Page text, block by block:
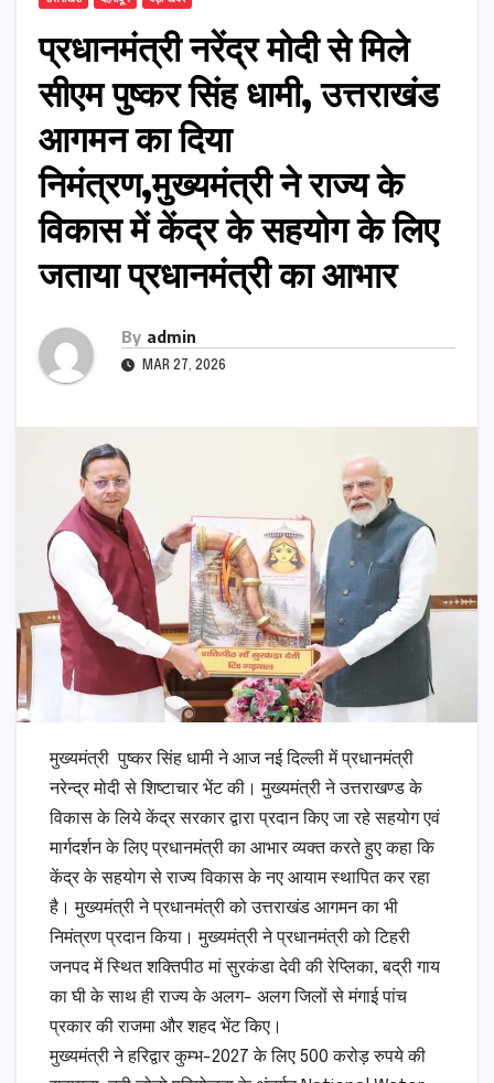
प्रधानमंत्री नरेंद्र मोदी से मिले
सीएम पुष्कर सिंह धामी, उत्तराखंड
आगमन का दिया
निमंत्रण,मुख्यमंत्री ने राज्य के
विकास में केंद्र के सहयोग के लिए
जताया प्रधानमंत्री का आभार
By admin
MAR 27, 2026
मुख्यमंत्री पुष्कर सिंह धामी ने आज नई दिल्ली में प्रधानमंत्री
नरेन्द्र मोदी से शिष्टाचार भेंट की। मुख्यमंत्री ने उत्तराखण्ड के
विकास के लिये केंद्र सरकार द्वारा प्रदान किए जा रहे सहयोग एवं
मार्गदर्शन के लिए प्रधानमंत्री का आभार व्यक्त करते हुए कहा कि
केंद्र के सहयोग से राज्य विकास के नए आयाम स्थापित कर रहा
है। मुख्यमंत्री ने प्रधानमंत्री को उत्तराखंड आगमन का भी
निमंत्रण प्रदान किया। मुख्यमंत्री ने प्रधानमंत्री को टिहरी
जनपद में स्थित शक्तिपीठ मां सुरकंडा देवी की रेप्लिका, बद्री गाय
का घी के साथ ही राज्य के अलग- अलग जिलों से मंगाई पांच
प्रकार की राजमा और शहद भेंट किए।
मुख्यमंत्री ने हरिद्वार कुम्भ-2027 के लिए 500 करोड़ रुपये की